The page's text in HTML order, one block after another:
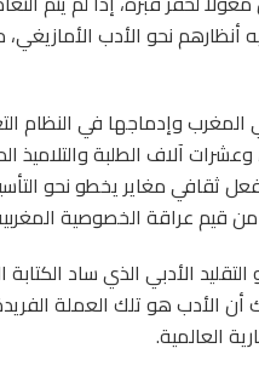
أنظارهم نحو الأدب
المغرب وإدماجها في النظام
آلاف الطلبة والتلاميذ
لفعل ثقافي مغاير يخطو نحو
قيم عراقة الخصوصية
التقليد الأدبي الذي ساد
أن الأدب هو تلك العملة
العالمية.